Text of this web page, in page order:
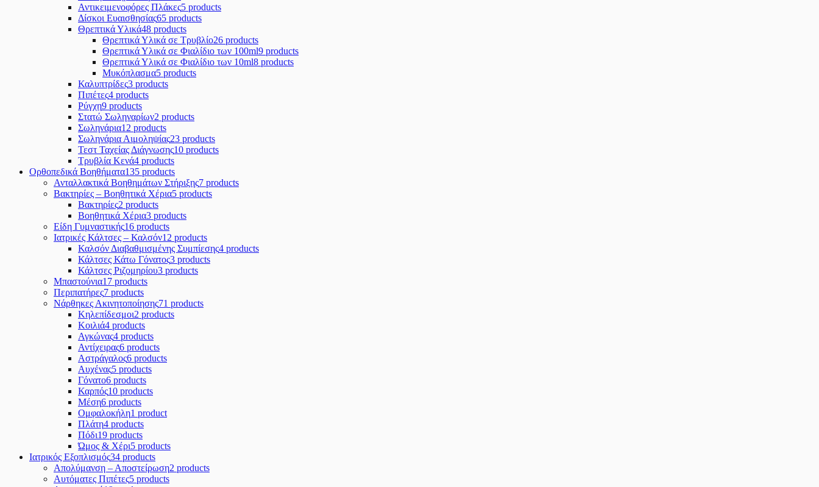
Αντικειμενοφόρες Πλάκες5 products
Δίσκοι Ευαισθησίας65 products
Θρεπτικά Υλικά48 products
Θρεπτικά Υλικά σε Τρυβλίο26 products
Θρεπτικά Υλικά σε Φιαλίδιο των 100ml9 products
Θρεπτικά Υλικά σε Φιαλίδιο των 10ml8 products
Μυκόπλασμα5 products
Καλυπτρίδες3 products
Πιπέτες4 products
Ρύγχη9 products
Στατώ Σωληναρίων2 products
Σωληνάρια12 products
Σωληνάρια Αιμοληψίας23 products
Τεστ Ταχείας Διάγνωσης10 products
Τρυβλία Κενά4 products
Ορθοπεδικά Βοηθήματα135 products
Ανταλλακτικά Βοηθημάτων Στήριξης7 products
Βακτηρίες – Βοηθητικά Χέρια5 products
Βακτηρίες2 products
Βοηθητικά Χέρια3 products
Είδη Γυμναστικής16 products
Ιατρικές Κάλτσες – Καλσόν12 products
Καλσόν Διαβαθμισμένης Συμπίεσης4 products
Κάλτσες Κάτω Γόνατος3 products
Κάλτσες Ριζομηρίου3 products
Μπαστούνια17 products
Περιπατήρες7 products
Νάρθηκες Ακινητοποίησης71 products
Κηλεπίδεσμοι2 products
Κοιλιά4 products
Αγκώνας4 products
Αντίχειρας6 products
Αστράγαλος6 products
Αυχένας5 products
Γόνατο6 products
Καρπός10 products
Μέση6 products
Ομφαλοκήλη1 product
Πλάτη4 products
Πόδι19 products
Ώμος & Χέρι5 products
Ιατρικός Εξοπλισμός34 products
Απολύμανση – Αποστείρωση2 products
Αυτόματες Πιπέτες5 products